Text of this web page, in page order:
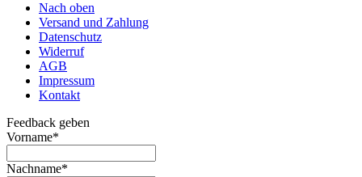
Nach oben
Versand und Zahlung
Datenschutz
Widerruf
AGB
Impressum
Kontakt
Feedback geben
Vorname*
Nachname*